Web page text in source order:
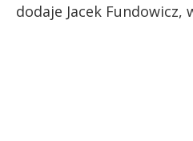
dodaje Jacek Fundowicz,